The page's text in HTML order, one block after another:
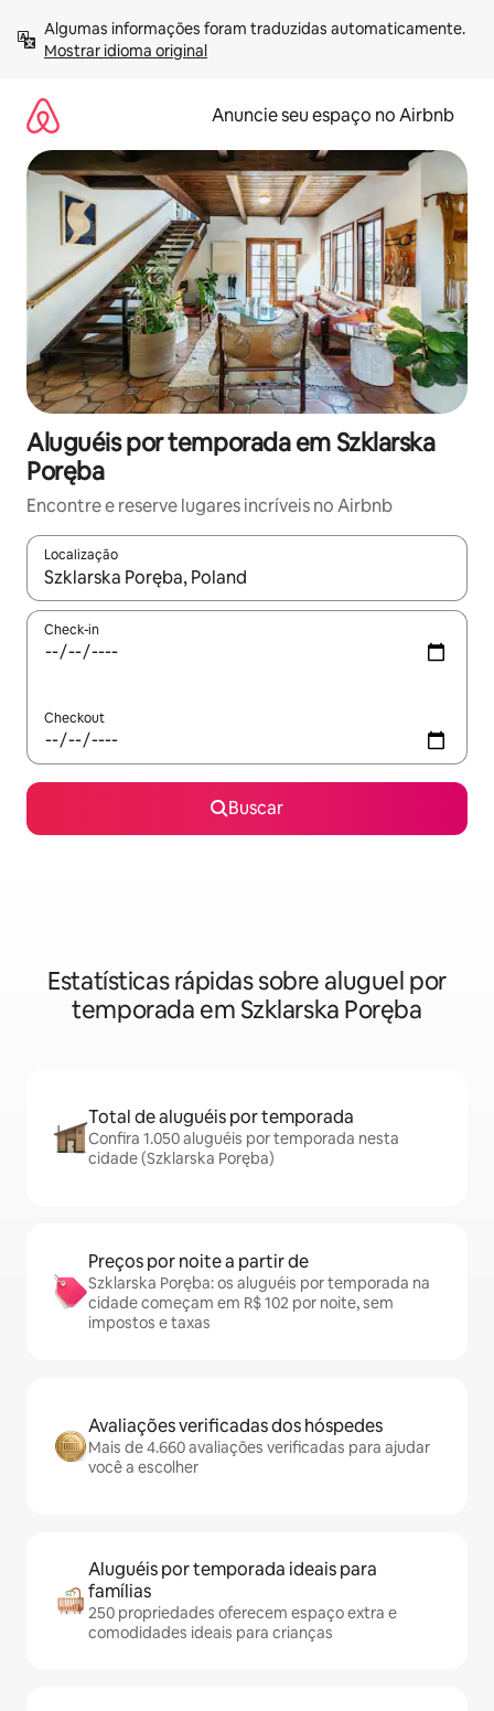
para
Mostrar idioma original
Anuncie seu espaço no Airbnb
Aluguéis por temporada em Szklarska
Poręba
Encontre e reserve lugares incríveis no Airbnb
Localização
Quando os resultados estiverem disponíveis, explore-os
Check-in
Checkout
Buscar
Estatísticas rápidas sobre aluguel por
temporada em Szklarska Poręba
Total de aluguéis por temporada
Confira 1.050 aluguéis por temporada nesta
cidade (Szklarska Poręba)
Preços por noite a partir de
Szklarska Poręba: os aluguéis por temporada na
cidade começam em R$ 102 por noite, sem
impostos e taxas
Avaliações verificadas dos hóspedes
Mais de 4.660 avaliações verificadas para ajudar
você a escolher
Aluguéis por temporada ideais para
famílias
250 propriedades oferecem espaço extra e
comodidades ideais para crianças